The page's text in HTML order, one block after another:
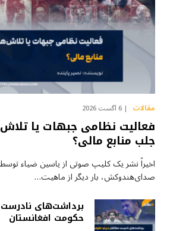
مقالات 6 آگست 2026
فعالیت نظامی جبهات یا
جلب منابع مالی؟
اخیراً نشر یک کلیپ صوتی از یاسین ضیاء
صدای‌هندوکش، بار دیگر از ماهیت…
برداشت‌های نادرست
حکومت افغانستان